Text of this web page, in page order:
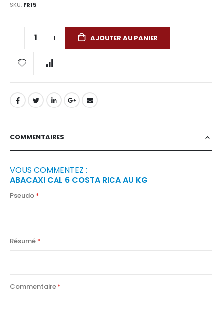
SKU FR15
AJOUTER AU PANIER
COMMENTAIRES
VOUS COMMENTEZ :
ABACAXI CAL 6 COSTA RICA AU KG
Pseudo
Résumé
Commentaire